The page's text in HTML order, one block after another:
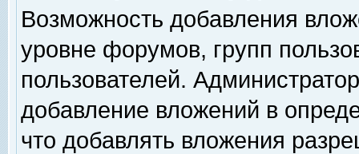
Возможность добавления
уровне форумов, групп
пользователей.
добавление вложений в
что добавлять вложения